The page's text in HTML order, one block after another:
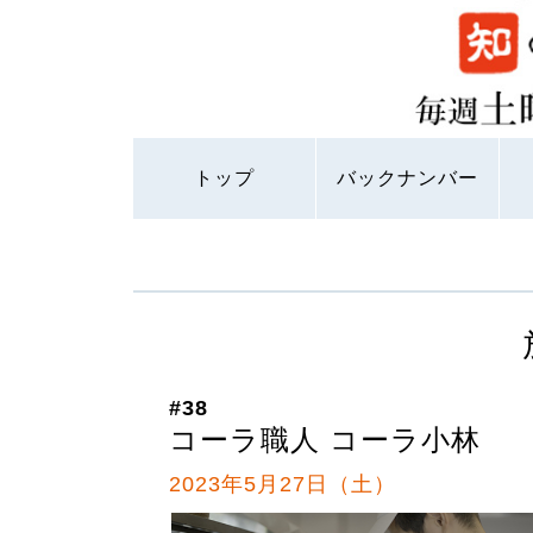
トップ バックナンバー
#38
コーラ職人 コーラ小林
2023年5月27日（土）